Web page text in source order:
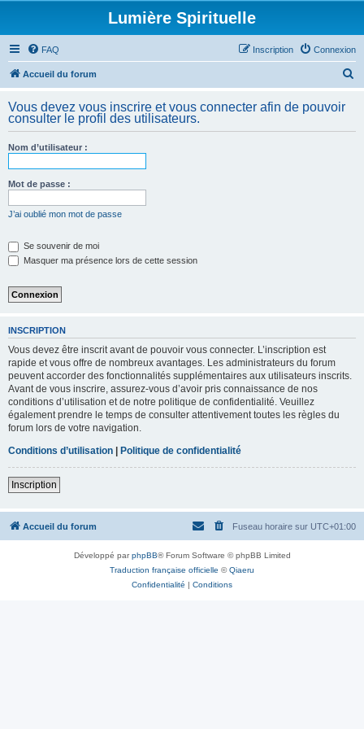
Lumière Spirituelle
FAQ Connexion
Inscription
Accueil du forum
h
Vous devez vous inscrire et vous connecter afin de pouvoir
consulter le profil des utilisateurs.
Nom d’utilisateur :
Mot de passe :
J’ai oublié mon mot de passe
Se souvenir de moi
Masquer ma présence lors de cette session
INSCRIPTION
Vous devez être inscrit avant de pouvoir vous connecter. L’inscription est
rapide et vous offre de nombreux avantages. Les administrateurs du forum
peuvent accorder des fonctionnalités supplémentaires aux utilisateurs inscrits.
Avant de vous inscrire, assurez-vous d’avoir pris connaissance de nos
conditions d’utilisation et de notre politique de confidentialité. Veuillez
également prendre le temps de consulter attentivement toutes les règles du
forum lors de votre navigation.
Conditions d’utilisation | Politique de confidentialité
Inscription
Accueil du forum Fuseau horaire sur UTC+01:00
Développé parphpBB® Forum Software © phpBB Limited
Traduction française officielle ©Qiaeru
Confidentialité | Conditions